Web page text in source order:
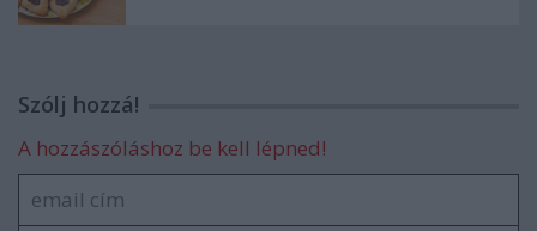
Szólj hozzá!
A hozzászóláshoz be kell lépned!